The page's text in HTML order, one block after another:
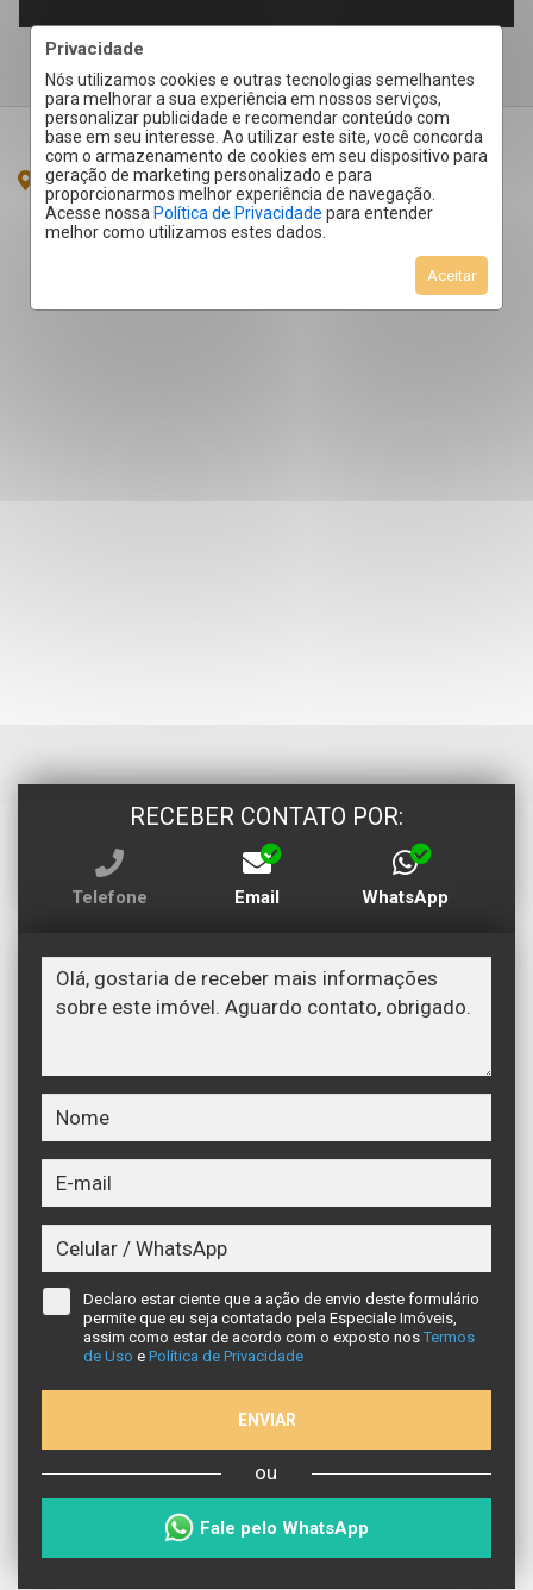
Privacidade
Nós utilizamos cookies e outras tecnologias semelhantes
para melhorar a sua experiência em nossos serviços,
personalizar publicidade e recomendar conteúdo com
base em seu interesse. Ao utilizar este site, você concorda
com o armazenamento de cookies em seu dispositivo para
geração de marketing personalizado e para
proporcionarmos melhor experiência de navegação.
Acesse nossa Política de Privacidade para entender
melhor como utilizamos estes dados.
Aceitar
Butiatuvinha - Curitiba/PR
RECEBER CONTATO POR:
Telefone Email WhatsApp
Declaro estar ciente que a ação de envio deste formulário
permite que eu seja contatado pela Especiale Imóveis,
assim como estar de acordo com o exposto nos Termos
de Uso e Política de Privacidade
ENVIAR
ou
Fale pelo WhatsApp